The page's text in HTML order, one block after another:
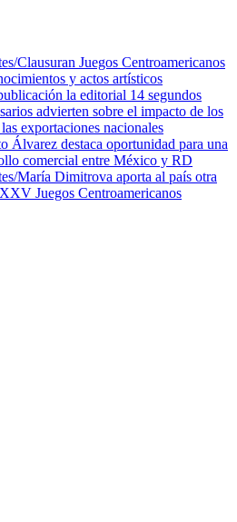
Clausuran Juegos Centroamericanos
y actos artísticos
la editorial 14 segundos
advierten sobre el impacto de los
exportaciones nacionales
Álvarez destaca oportunidad para una
comercial entre México y RD
María Dimitrova aporta al país otra
Juegos Centroamericanos